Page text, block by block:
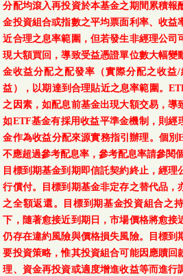
分配均滾入再投資於本基金之期間累積報
金投資組合或指數之平均票面利率、收益
近合理之息率範圍，但若發生非經理公司
現大額買回，導致受益憑證單位數大幅變
金收益分配之配發率（實際分配之收益
益），以期達到合理貼近之息率範圍。
之因素，如配息前基金出現大額交易，導
如ETF基金有採用收益平準金機制，則經
金作為收益分配來源實務指引辦理。個別
不應超過參考配息率，參考配息率請參閱
目標到期基金到期即信託契約終止，經理
行償付。目標到期基金非定存之替代品，
之全額返還。目標到期基金投資組合之
下，隨著愈接近到期日，市場價格將愈接
仍存在違約風險與價格損失風險。目標到
要投資策略，惟其投資組合可能因應贖回
理、資金再投資或適度增進收益等而進行